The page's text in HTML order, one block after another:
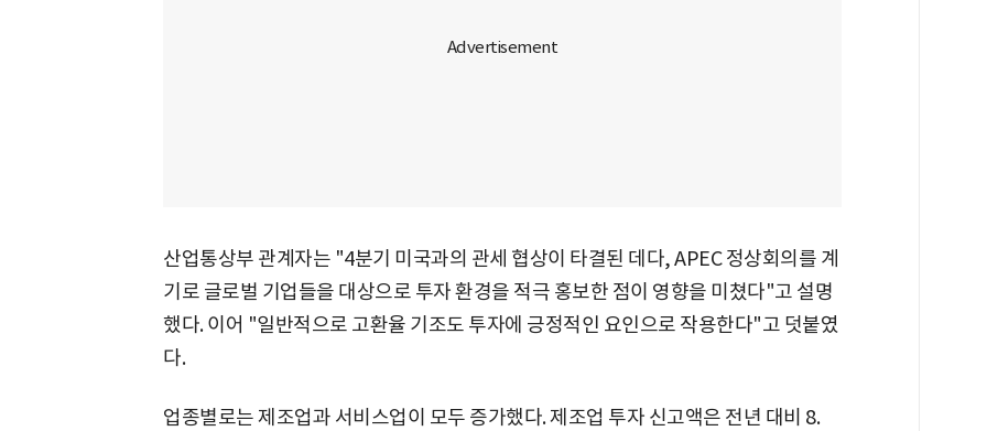
산업통상부 관계자는 "4분기 미국과의 관세 협상이 타결된 데다, APEC 정상회의를 계
기로 글로벌 기업들을 대상으로 투자 환경을 적극 홍보한 점이 영향을 미쳤다"고 설명
했다. 이어 "일반적으로 고환율 기조도 투자에 긍정적인 요인으로 작용한다"고 덧붙였
다.
업종별로는 제조업과 서비스업이 모두 증가했다. 제조업 투자 신고액은 전년 대비 8.